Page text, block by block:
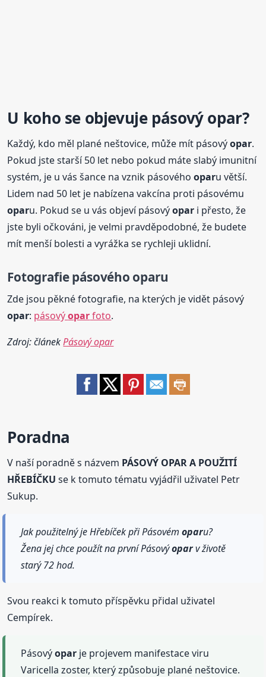
U koho se objevuje pásovýopar?
Každý, kdo měl plané neštovice, může mít pásovýopar.
Pokud jste starší 50 let nebo pokud máte slabý imunitní
systém, je u vás šance na vznik pásovéhooparu větší.
Lidem nad 50 let je nabízena vakcína proti pásovému
oparu. Pokud se u vás objeví pásovýopar i přesto, že
jste byli očkováni, je velmi pravděpodobné, že budete
mít menší bolesti a vyrážka se rychleji uklidní.
Fotografie pásového oparu
Zde jsou pěkné fotografie, na kterých je vidět pásový
opar: pásovýoparfoto.
Zdroj: článekPásový opar
Poradna
V naší poradně s názvem PÁSOVÝ OPAR A POUŽITÍ
HŘEBÍČKU se k tomuto tématu vyjádřil uživatel Petr
Sukup.
Jak použitelný je Hřebíček při Pásovémoparu?
Žena jej chce použít na první Pásovýoparv životě
starý 72 hod.
Svou reakci k tomuto příspěvku přidal uživatel
Cempírek.
Pásovýopar je projevem manifestace viru
Varicella zoster, který způsobuje plané neštovice.